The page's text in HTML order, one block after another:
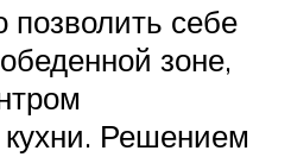
позволить себе
зоне,
кухни. Решением